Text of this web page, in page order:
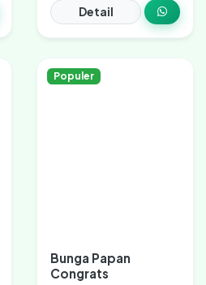
Detail
Populer
Bunga Papan
Congrats